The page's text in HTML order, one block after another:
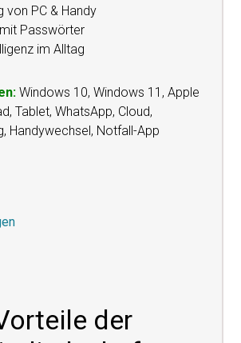
von PC & Handy
Passwörter
im Alltag
Windows 10, Windows 11, Apple
Tablet, WhatsApp, Cloud,
Handywechsel, Notfall-App
der